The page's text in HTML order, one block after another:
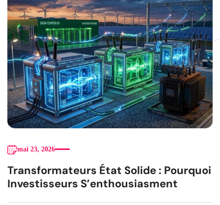
mai 23, 2026
Transformateurs État Solide : Pourquoi
Investisseurs S’enthousiasment